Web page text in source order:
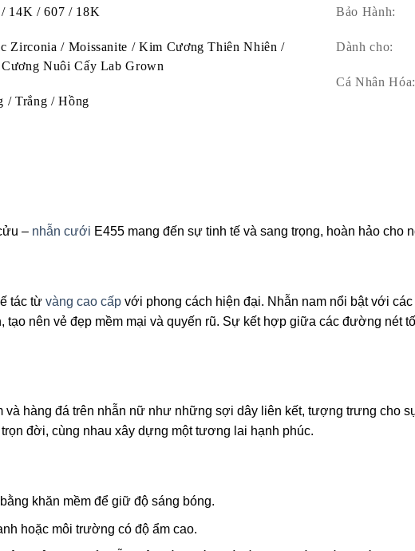
14K / 607 / 18K
Zirconia / Moissanite / Kim Cương Thiên Nhiên /
Nuôi Cấy Lab Grown
/ Trắng / Hồng
Bảo Hành:
Dành cho:
Cá Nhân Hóa:
– nhẫn cưới E455 mang đến sự tinh tế và sang trọng, hoàn hảo cho
tác từ vàng cao cấp với phong cách hiện đại. Nhẫn nam nổi bật với
tạo nên vẻ đẹp mềm mại và quyến rũ. Sự kết hợp giữa các đường nét
và hàng đá trên nhẫn nữ như những sợi dây liên kết, tượng trưng cho
đời, cùng nhau xây dựng một tương lai hạnh phúc.
khăn mềm để giữ độ sáng bóng.
hoặc môi trường có độ ẩm cao.